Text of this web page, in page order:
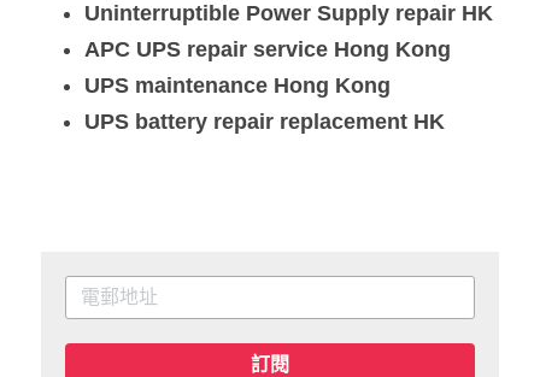
Uninterruptible Power Supply repair HK
APC UPS repair service Hong Kong
UPS maintenance Hong Kong
UPS battery repair replacement HK
訂閱